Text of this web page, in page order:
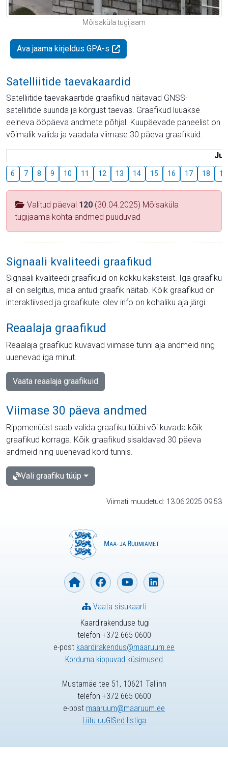
Mõisaküla tugijaam
Ava jaama kirjeldus GPA-s
Satelliitide taevakaardid
Satelliitide taevakaartide graafikud näitavad GNSS-
satelliitide suunda ja kõrgust taevas. Graafikud luuakse
eelneva ööpäeva andmete põhjal. Kuupäevade paneelist on
võimalik valida ja vaadata viimase 30 päeva graafikuid.
6 7 8 9 10 11 12 13 14 15 16 17 18 19
Valitud päeval 120 (30.04.2025) Mõisaküla
tugijaama kohta andmed puuduvad
Signaali kvaliteedi graafikud
Signaali kvaliteedi graafikuid on kokku kaksteist. Iga graafiku
all on selgitus, mida antud graafik näitab. Kõik graafikud on
interaktiivsed ja graafikutel olev info on kohaliku aja järgi.
Reaalaja graafikud
Reaalaja graafikud kuvavad viimase tunni aja andmeid ning
uuenevad iga minut.
Vaata reaalaja graafikuid
Viimase 30 päeva andmed
Rippmenüüst saab valida graafiku tüübi või kuvada kõik
graafikud korraga. Kõik graafikud sisaldavad 30 päeva
andmeid ning uuenevad kord tunnis.
Vali graafiku tüüp
Viimati muudetud: 13.06.2025 09:53
Kaardirakenduse tugi
telefon +372 665 0600
e-post kaardirakendus@maaruum.ee
Korduma kippuvad küsimused
Vaata sisukaarti
Mustamäe tee 51, 10621 Tallinn
telefon +372 665 0600
e-post maaruum@maaruum.ee
Liitu uuGISed listiga